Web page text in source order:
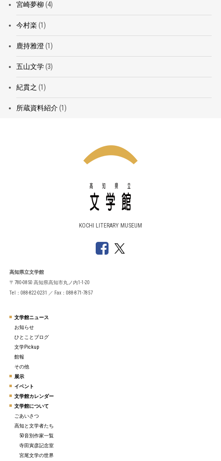
宮崎夢柳 (4)
今村楽 (1)
鹿持雅澄(1)
五山文学(3)
紀貫之 (1)
所蔵資料紹介(1)
KOCHI LITERARY MUSEUM
高知県立文学館
〒780-0850 高知県高知市丸ノ内1-1-20
Tel：088-822-0231 ／ Fax：088-871-7857
文学館ニュース
お知らせ
ひとことブログ
文学Pickup
館報
その他
展示
イベント
文学館カレンダー
文学館について
ごあいさつ
高知と文学者たち
50音別作家一覧
寺田寅彦記念室
宮尾文学の世界